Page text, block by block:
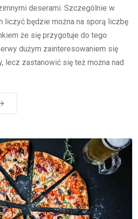
deserami. Szczególnie w
liczyć będzie można na sporą liczbę
że się przygotuje do tego
dużym zainteresowaniem się
lecz zastanowić się też można nad